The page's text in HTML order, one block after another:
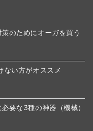
のためにオーガを買う
ない方がオススメ
要な3種の神器（機械）